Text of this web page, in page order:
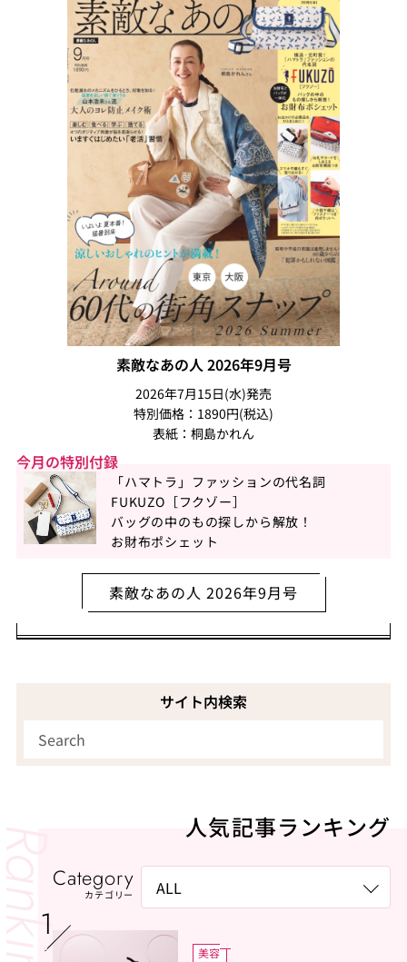
素敵なあの人 2026年9月号
2026年7月15日(水)発売
特別価格：1890円(税込)
表紙：桐島かれん
今月の特別付録
「ハマトラ」ファッションの代名詞
FUKUZO［フクゾー］
バッグの中のもの探しから解放！
お財布ポシェット
素敵なあの人 2026年9月号
サイト内検索
人気記事ランキング
Category
カテゴリー
美容